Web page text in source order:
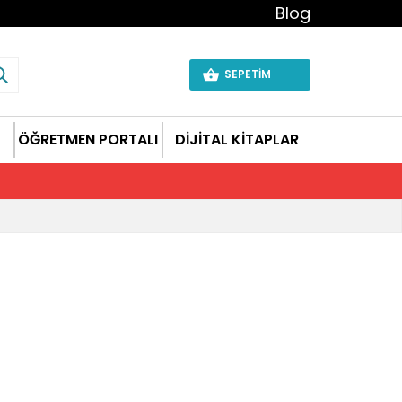
Blog
SEPETİM
ÖĞRETMEN PORTALI DİJİTAL KİTAPLAR